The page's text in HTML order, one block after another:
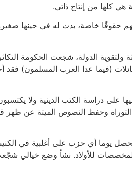
هي كلها من إنتاج ذاتي.
حقوقًا خاصة، بدت له في حينها
الكارثة ولتقوية الدولة، شجعت الحكومة
(فيما عدا العرب المسلمون)
في مدارس دينية، يركزون فيها على دراسة الكتب
وحفظ النصوص الميتة عن ظهر
يوما أي حزب على أغلبية في
للأولاد. نشأ وضع خيالي شجّعت